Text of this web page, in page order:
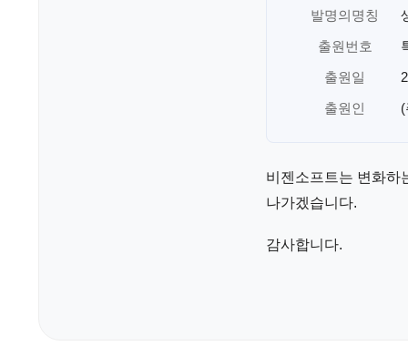
발명의명칭
출원번호
출원일
출원인
비젠소프트는 변화하
나가겠습니다.
감사합니다.